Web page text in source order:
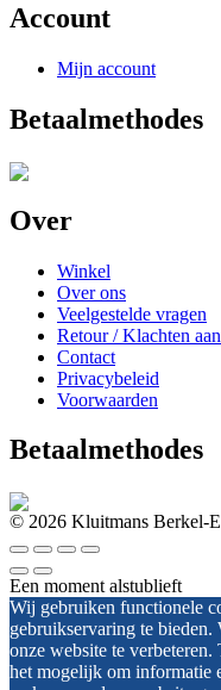
Account
Mijn account
Betaalmethodes
Over
Winkel
Over ons
Veelgestelde vragen
Retour / Klachten
Contact
Privacybeleid
Voorwaarden
Betaalmethodes
© 2026 Kluitmans Berkel-
Een moment alstublieft
Wij gebruiken functionele
gebruikservaring te
onze website te
het mogelijk om informatie